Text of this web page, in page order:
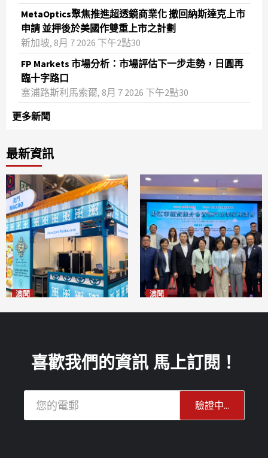
MetaOptics聚焦推進超透鏡商業化 撤回納斯達克上市
申請 並押後於美國作雙重上市之計劃
新加坡, 8月 7 2026 下午2點30
FP Markets 市場分析：市場評估下一步走勢，日圓再
臨十字路口
塞浦路斯利馬索爾, 8月 7 2026 下午2點30
更多新聞
最新資訊
澳聞 澳聞
喜歡我們的資訊 馬上訂閱！